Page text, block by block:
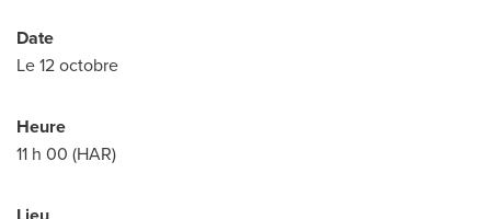
Date
Le 12 octobre
Heure
11 h 00 (HAR)